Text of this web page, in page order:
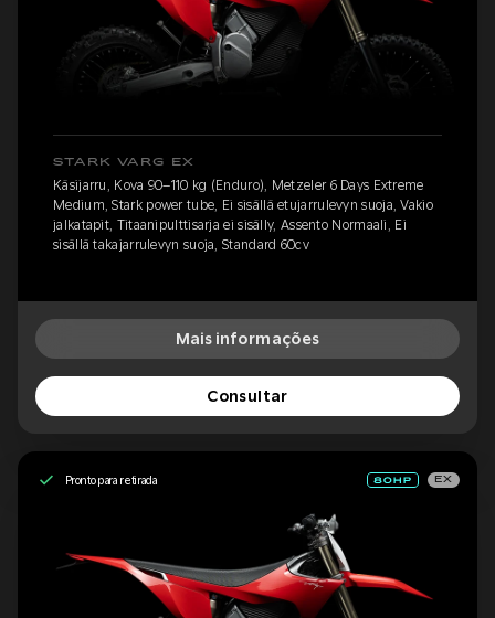
STARK VARG EX
Käsijarru, Kova 90–110 kg (Enduro), Metzeler 6 Days Extreme
Medium, Stark power tube, Ei sisällä etujarrulevyn suoja, Vakio
jalkatapit, Titaanipulttisarja ei sisälly, Assento Normaali, Ei
sisällä takajarrulevyn suoja, Standard 60cv
Mais informações
Consultar
Pronto para retirada EX